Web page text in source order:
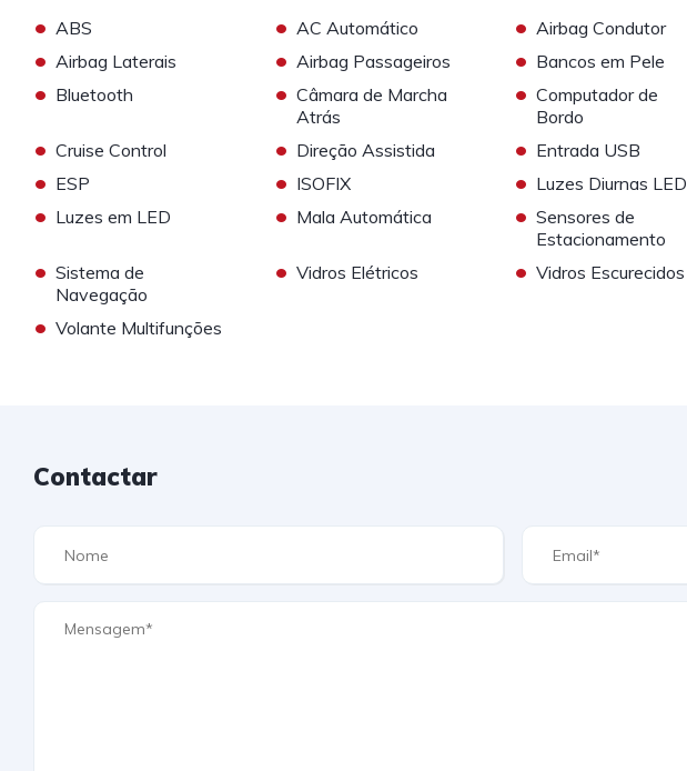
• ABS • AC Automático • Airbag Condutor
• Airbag Laterais • Airbag Passageiros • Bancos em Pele
• Bluetooth • Câmara de Marcha
Atrás
• Computador de
Bordo
• Cruise Control • Direção Assistida • Entrada USB
• ESP • ISOFIX • Luzes Diurnas LED
• Luzes em LED • Mala Automática • Sensores de
Estacionamento
• Sistema de
Navegação
• Vidros Elétricos • Vidros Escurecidos
• Volante Multifunções
Contactar